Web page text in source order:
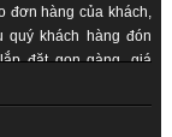
đơn hàng của khách,
quý khách hàng đón
đặt gọn gàng, giá